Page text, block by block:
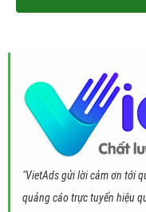
"VietAds gửi lời cảm ơn tới
quảng cáo trực tuyến hiệu